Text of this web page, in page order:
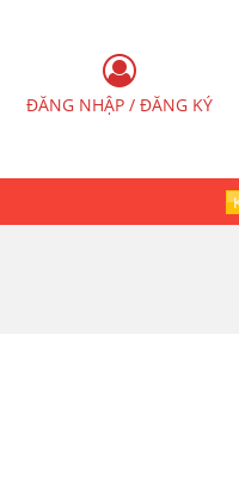
ĐĂNG NHẬP / ĐĂNG KÝ